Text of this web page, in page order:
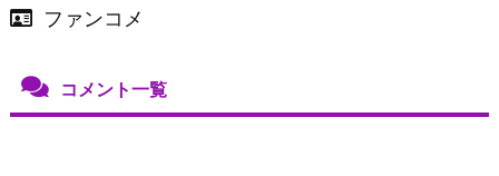
ファンコメ
コメント一覧